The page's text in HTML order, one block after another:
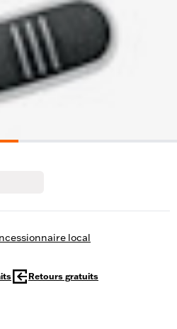
local
Retours gratuits